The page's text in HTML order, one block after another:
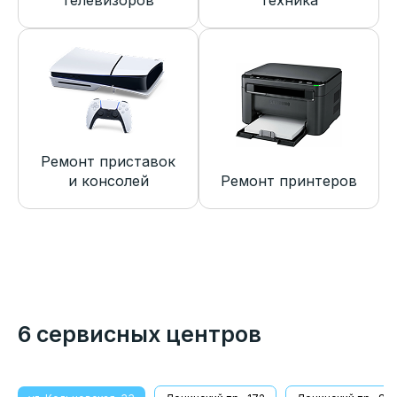
Ремонт приставок
и консолей
Ремонт принтеров
6 сервисных центров